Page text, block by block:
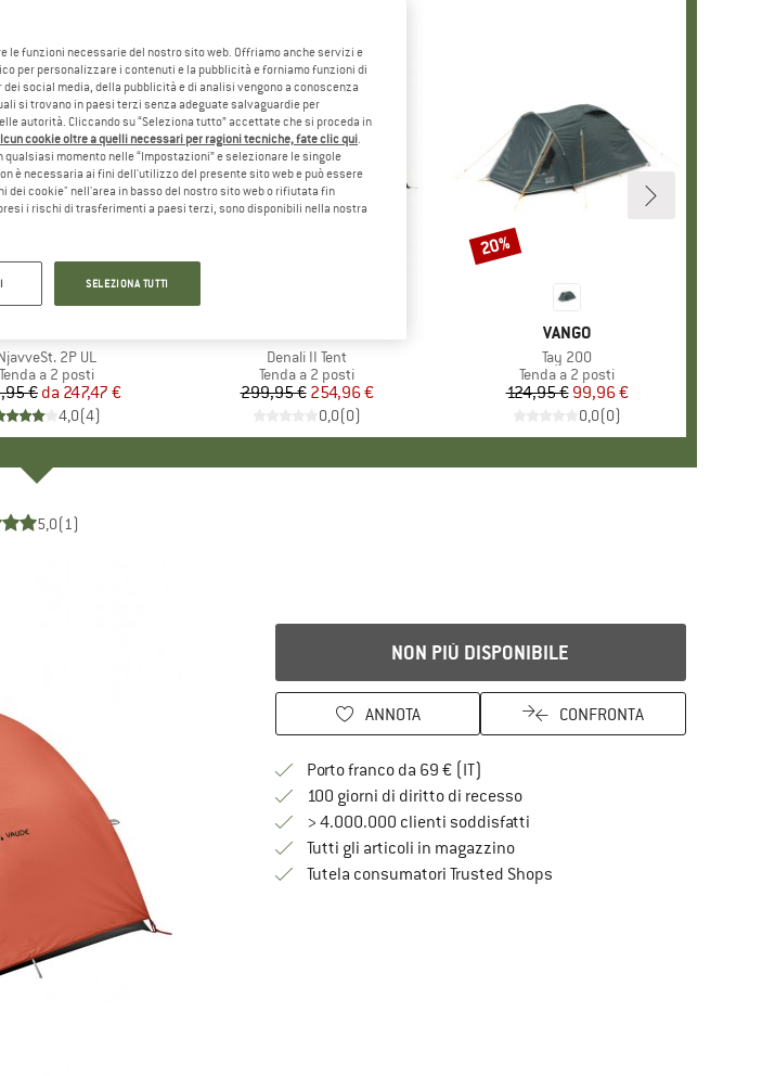
2P UL
Gruppo di prodotti
Tenda a 2 posti
Prezzo
€ Prezzo ridotto
da 247,47 €
4,0(4)
Articolo
Denali II Tent
Gruppo di prodotti
Tenda a 2 posti
Prezzo
299,95 €Prezzo ridotto
254,96 €
0,0(0)
MARCHIO
VANGO
Articolo
Tay 200
Gruppo di prodotti
Tenda a 2 posti
Prezzo
124,95 €Prezzo ridotto
99,96 €
0,0(0)
Sconto
20%
5,0(1)
NON PIÙ DISPONIBILE
ANNOTA CONFRONTA
Porto franco da 69 € (IT)
100 giorni di diritto di recessoVai alla politica di recesso qui Si
> 4.000.000 clienti soddisfatti
Tutti gli articoli in magazzino
Tutela consumatori Trusted ShopsTrovi tutte le informazioni qui!
funzioni necessarie del nostro sito web. Offriamo anche servizi e
per personalizzare i contenuti e la pubblicità e forniamo funzioni di
social media, della pubblicità e di analisi vengono a conoscenza
si trovano in paesi terzi senza adeguate salvaguardie per
autorità. Cliccando su “Seleziona tutto” accettate che si proceda in
cookie oltre a quelli necessari per ragioni tecniche, fate clic qui.
momento nelle “Impostazioni” e selezionare le singole
è necessaria ai fini dell'utilizzo del presente sito web e può essere
dei cookie" nell'area in basso del nostro sito web o rifiutata fin
i rischi di trasferimenti a paesi terzi, sono disponibili nella nostra
SELEZIONA TUTTI